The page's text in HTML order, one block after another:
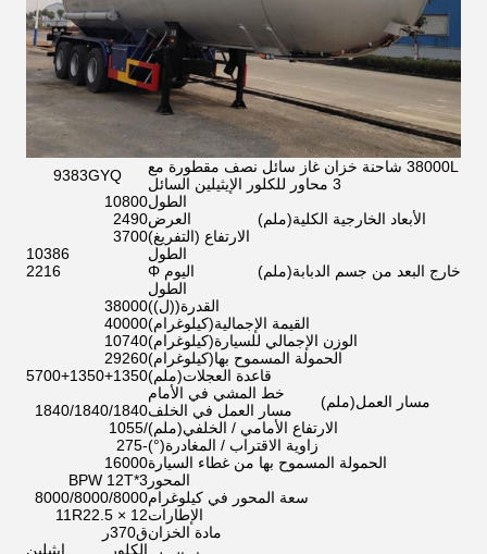
38000L شاحنة خزان غاز سائل نصف مقطورة مع
3 محاور للكلور الإيثيلين السائل
9383GYQ
الأبعاد الخارجية الكلية(ملم)
الطول10800
العرض2490
الارتفاع (التفريغ)3700
خارج البعد من جسم الدبابة(ملم)
الطول
10386
اليوم Φ
2216
الطول
القدرة((ل))
38000
القيمة الإجمالية(كيلوغرام)
40000
الوزن الإجمالي للسيارة(كيلوغرام)
10740
الحمولة المسموح بها(كيلوغرام)
29260
قاعدة العجلات(ملم)
5700+1350+1350
مسار العمل(ملم)
خط المشي في الأمام
مسار العمل في الخلف1840/1840/1840
الارتفاع الأمامي / الخلفي(ملم)
/1055
زاوية الاقتراب / المغادرة(
°
)
-275
الحمولة المسموح بها من غطاء السيارة16000
المحور BPW 12T*3
سعة المحور في كيلوغرام8000/8000/8000
الإطارات11R22.5 × 12
مادة الخزانق370ر
الكلور إيثيلين